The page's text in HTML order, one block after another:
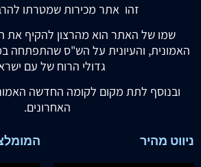
זהו אתר מכירות שמטרתו
שמו של האתר הוא מהרצון להקיף את
האמונית, והעיונית על הש"ס שהתפתחה
גדולי הרוח של עם
ובנוסף לתת מקום לקומה החדשה
האחרונים.
ניווט מהיר